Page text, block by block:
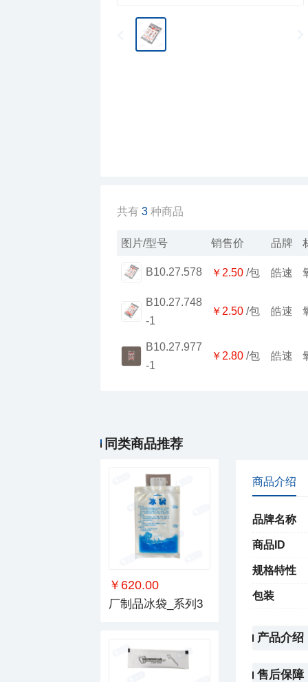
共有 3种商品
图片/型号 销售价 品牌
B10.27.578 ￥2.50/包 皓速
-1
￥2.50/包 皓速
-1
￥2.80/包 皓速
同类商品推荐
￥620.00
厂制品冰袋_系列3
商品介绍
品牌名称
商品ID
规格特性
包装
产品介绍
售后保障